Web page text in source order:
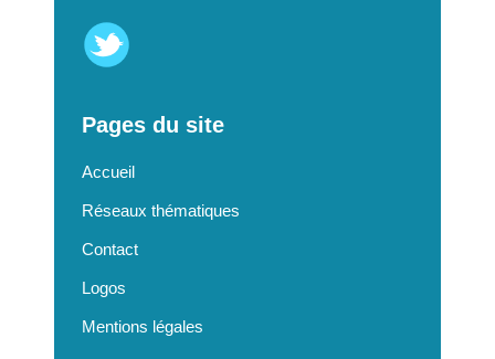
Pages du site
Accueil
Réseaux thématiques
Contact
Logos
Mentions légales